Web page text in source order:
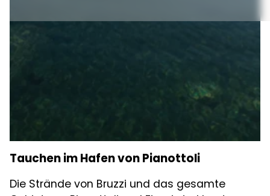
Tauchen im Hafen von Pianottoli
Die Strände von Bruzzi und das gesamte